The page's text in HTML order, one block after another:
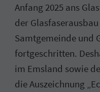
Anfang 2025 ans
der
Samtgemeinde und
fortgeschritten.
im Emsland sowie
die Auszeichnung